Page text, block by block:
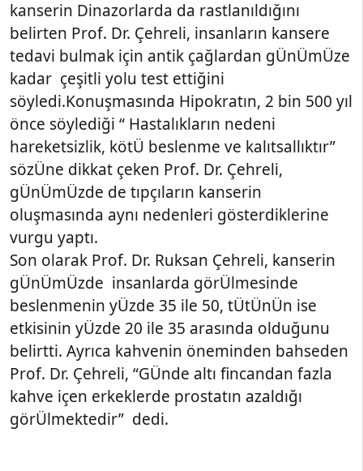
kanserin Dinazorlarda da rastlanıldığını
belirten Prof. Dr. Çehreli, insanların kansere
tedavi bulmak için antik çağlardan gÜnÜmÜze
kadar çeşitli yolu test ettiğini
söyledi.Konuşmasında Hipokratın, 2 bin 500 yıl
önce söylediği “ Hastalıkların nedeni
hareketsizlik, kötÜ beslenme ve kalıtsallıktır”
sözÜne dikkat çeken Prof. Dr. Çehreli,
gÜnÜmÜzde de tıpçıların kanserin
oluşmasında aynı nedenleri gösterdiklerine
vurgu yaptı.
Son olarak Prof. Dr. Ruksan Çehreli, kanserin
gÜnÜmÜzde insanlarda görÜlmesinde
beslenmenin yÜzde 35 ile 50, tÜtÜnÜn ise
etkisinin yÜzde 20 ile 35 arasında olduğunu
belirtti. Ayrıca kahvenin öneminden bahseden
Prof. Dr. Çehreli, “GÜnde altı fincandan fazla
kahve içen erkeklerde prostatın azaldığı
görÜlmektedir” dedi.